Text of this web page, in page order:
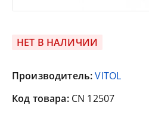
НЕТ В НАЛИЧИИ
Производитель:VITOL
Код товара: CN 12507